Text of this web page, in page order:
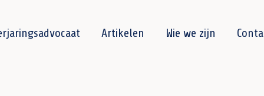
Artikelen Wie we zijn